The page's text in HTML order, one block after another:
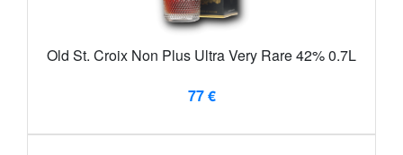
Old St. Croix Non Plus Ultra Very Rare 42% 0.7L
77 €